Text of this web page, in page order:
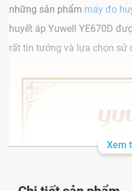
những sản phẩm máy đo
huyết áp Yuwell YE670D
rất tin tưởng và lựa chọn sử
Xem